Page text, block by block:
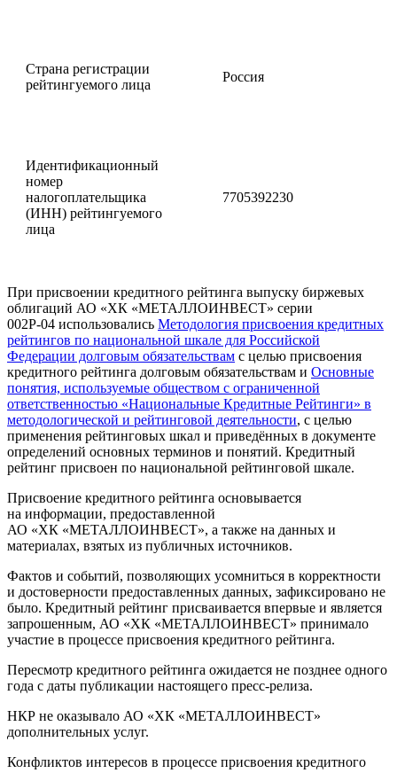
Страна регистрации
рейтингуемого лица
Россия
Идентификационный
номер
налогоплательщика
(ИНН) рейтингуемого
лица
7705392230
При присвоении кредитного рейтинга выпуску биржевых
облигаций АО «ХК «МЕТАЛЛОИНВЕСТ» серии
002Р-04 использовались Методология присвоения кредитных
рейтингов по национальной шкале для Российской
Федерации долговым обязательствам с целью присвоения
кредитного рейтинга долговым обязательствам и Основные
понятия, используемые обществом с ограниченной
ответственностью «Национальные Кредитные Рейтинги» в
методологической и рейтинговой деятельности, с целью
применения рейтинговых шкал и приведённых в документе
определений основных терминов и понятий. Кредитный
рейтинг присвоен по национальной рейтинговой шкале.
Присвоение кредитного рейтинга основывается
на информации, предоставленной
АО «ХК «МЕТАЛЛОИНВЕСТ», а также на данных и
материалах, взятых из публичных источников.
Фактов и событий, позволяющих усомниться в корректности
и достоверности предоставленных данных, зафиксировано не
было. Кредитный рейтинг присваивается впервые и является
запрошенным, АО «ХК «МЕТАЛЛОИНВЕСТ» принимало
участие в процессе присвоения кредитного рейтинга.
Пересмотр кредитного рейтинга ожидается не позднее одного
года с даты публикации настоящего пресс-релиза.
НКР не оказывало АО «ХК «МЕТАЛЛОИНВЕСТ»
дополнительных услуг.
Конфликтов интересов в процессе присвоения кредитного